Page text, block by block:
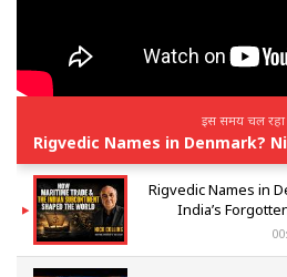
इस समय चल रहा
Rigvedic Names in
India’s